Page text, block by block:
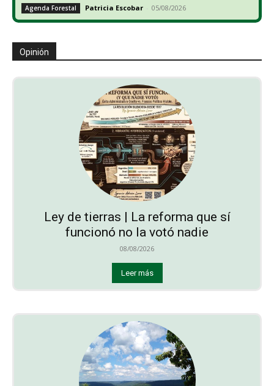
Agenda Forestal Patricia Escobar - 05/08/2026
Opinión
Ley de tierras | La reforma que sí
funcionó no la votó nadie
08/08/2026
Leer más